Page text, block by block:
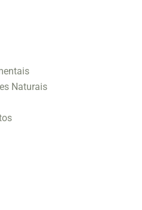
Naturais